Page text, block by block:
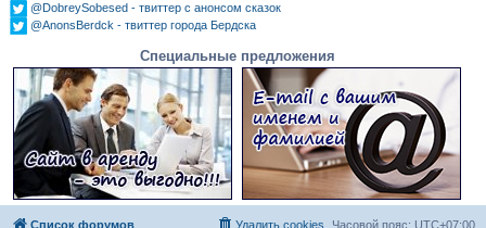
@DobreySobesed - твиттер с анонсом сказок
@AnonsBerdck - твиттер города Бердска
Специальные предложения
Список форумов Часовой пояс: UTC+07:00
Удалить cookies